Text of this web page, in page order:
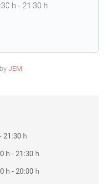
h - 21:30 h
JEM
- 21:30 h
h - 21:30 h
h - 20:00 h